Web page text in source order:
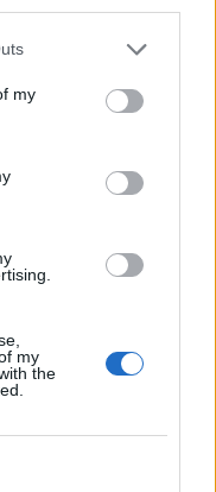
my
my
the
és a fényre
nem hagyták abba